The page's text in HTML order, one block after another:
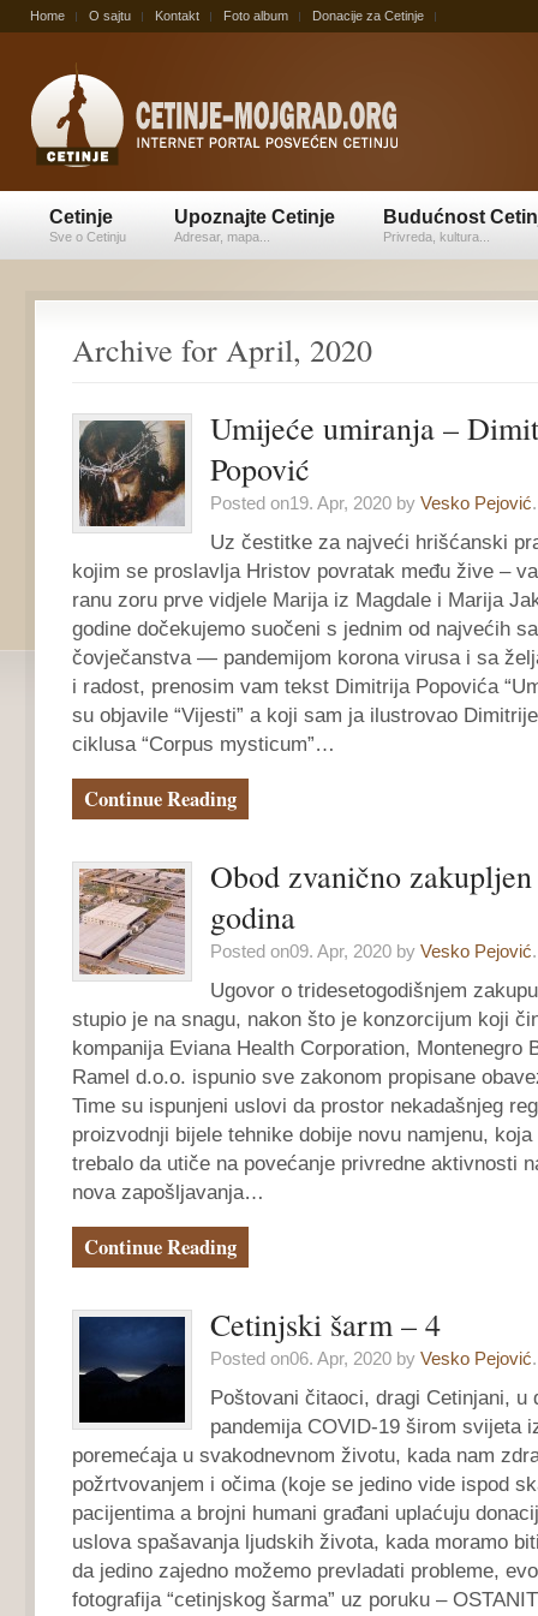
Home O sajtu Kontakt Foto album Donacije za Cetinje
Cetinje
Sve o Cetinju
Upoznajte Cetinje
Adresar, mapa...
Budućnost
Privreda, kultura...
Archive for April, 2020
Umijeće umiranja –
Popović
Posted on19. Apr, 2020 by Vesko Pejović.
Uz čestitke za najveći hrišćanski
kojim se proslavlja Hristov povratak među žive –
ranu zoru prve vidjele Marija iz Magdale i Marija
godine dočekujemo suočeni s jednim od najvećih
čovječanstva — pandemijom korona virusa i sa
i radost, prenosim vam tekst Dimitrija Popovića
su objavile “Vijesti” a koji sam ja ilustrovao
ciklusa “Corpus mysticum”…
Continue Reading
Obod zvanično
godina
Posted on09. Apr, 2020 by Vesko Pejović.
Ugovor o tridesetogodišnjem
stupio je na snagu, nakon što je konzorcijum koji
kompanija Eviana Health Corporation, Montenegro
Ramel d.o.o. ispunio sve zakonom propisane
Time su ispunjeni uslovi da prostor nekadašnjeg
proizvodnji bijele tehnike dobije novu namjenu,
trebalo da utiče na povećanje privredne aktivnosti
nova zapošljavanja…
Continue Reading
Cetinjski šarm – 4
Posted on06. Apr, 2020 by Vesko Pejović.
Poštovani čitaoci, dragi Cetinjani, u
pandemija COVID-19 širom svijeta
poremećaja u svakodnevnom životu, kada nam
požrtvovanjem i očima (koje se jedino vide ispod
pacijentima a brojni humani građani uplaćuju
uslova spašavanja ljudskih života, kada moramo
da jedino zajedno možemo prevladati probleme,
fotografija “cetinjskog šarma” uz poruku –